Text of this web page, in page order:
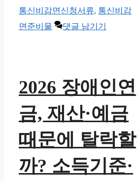
통신비감면신청서류, 통신비감
면준비물
댓글 남기기
2026 장애인연
금, 재산·예금
때문에 탈락할
까? 소득기준·